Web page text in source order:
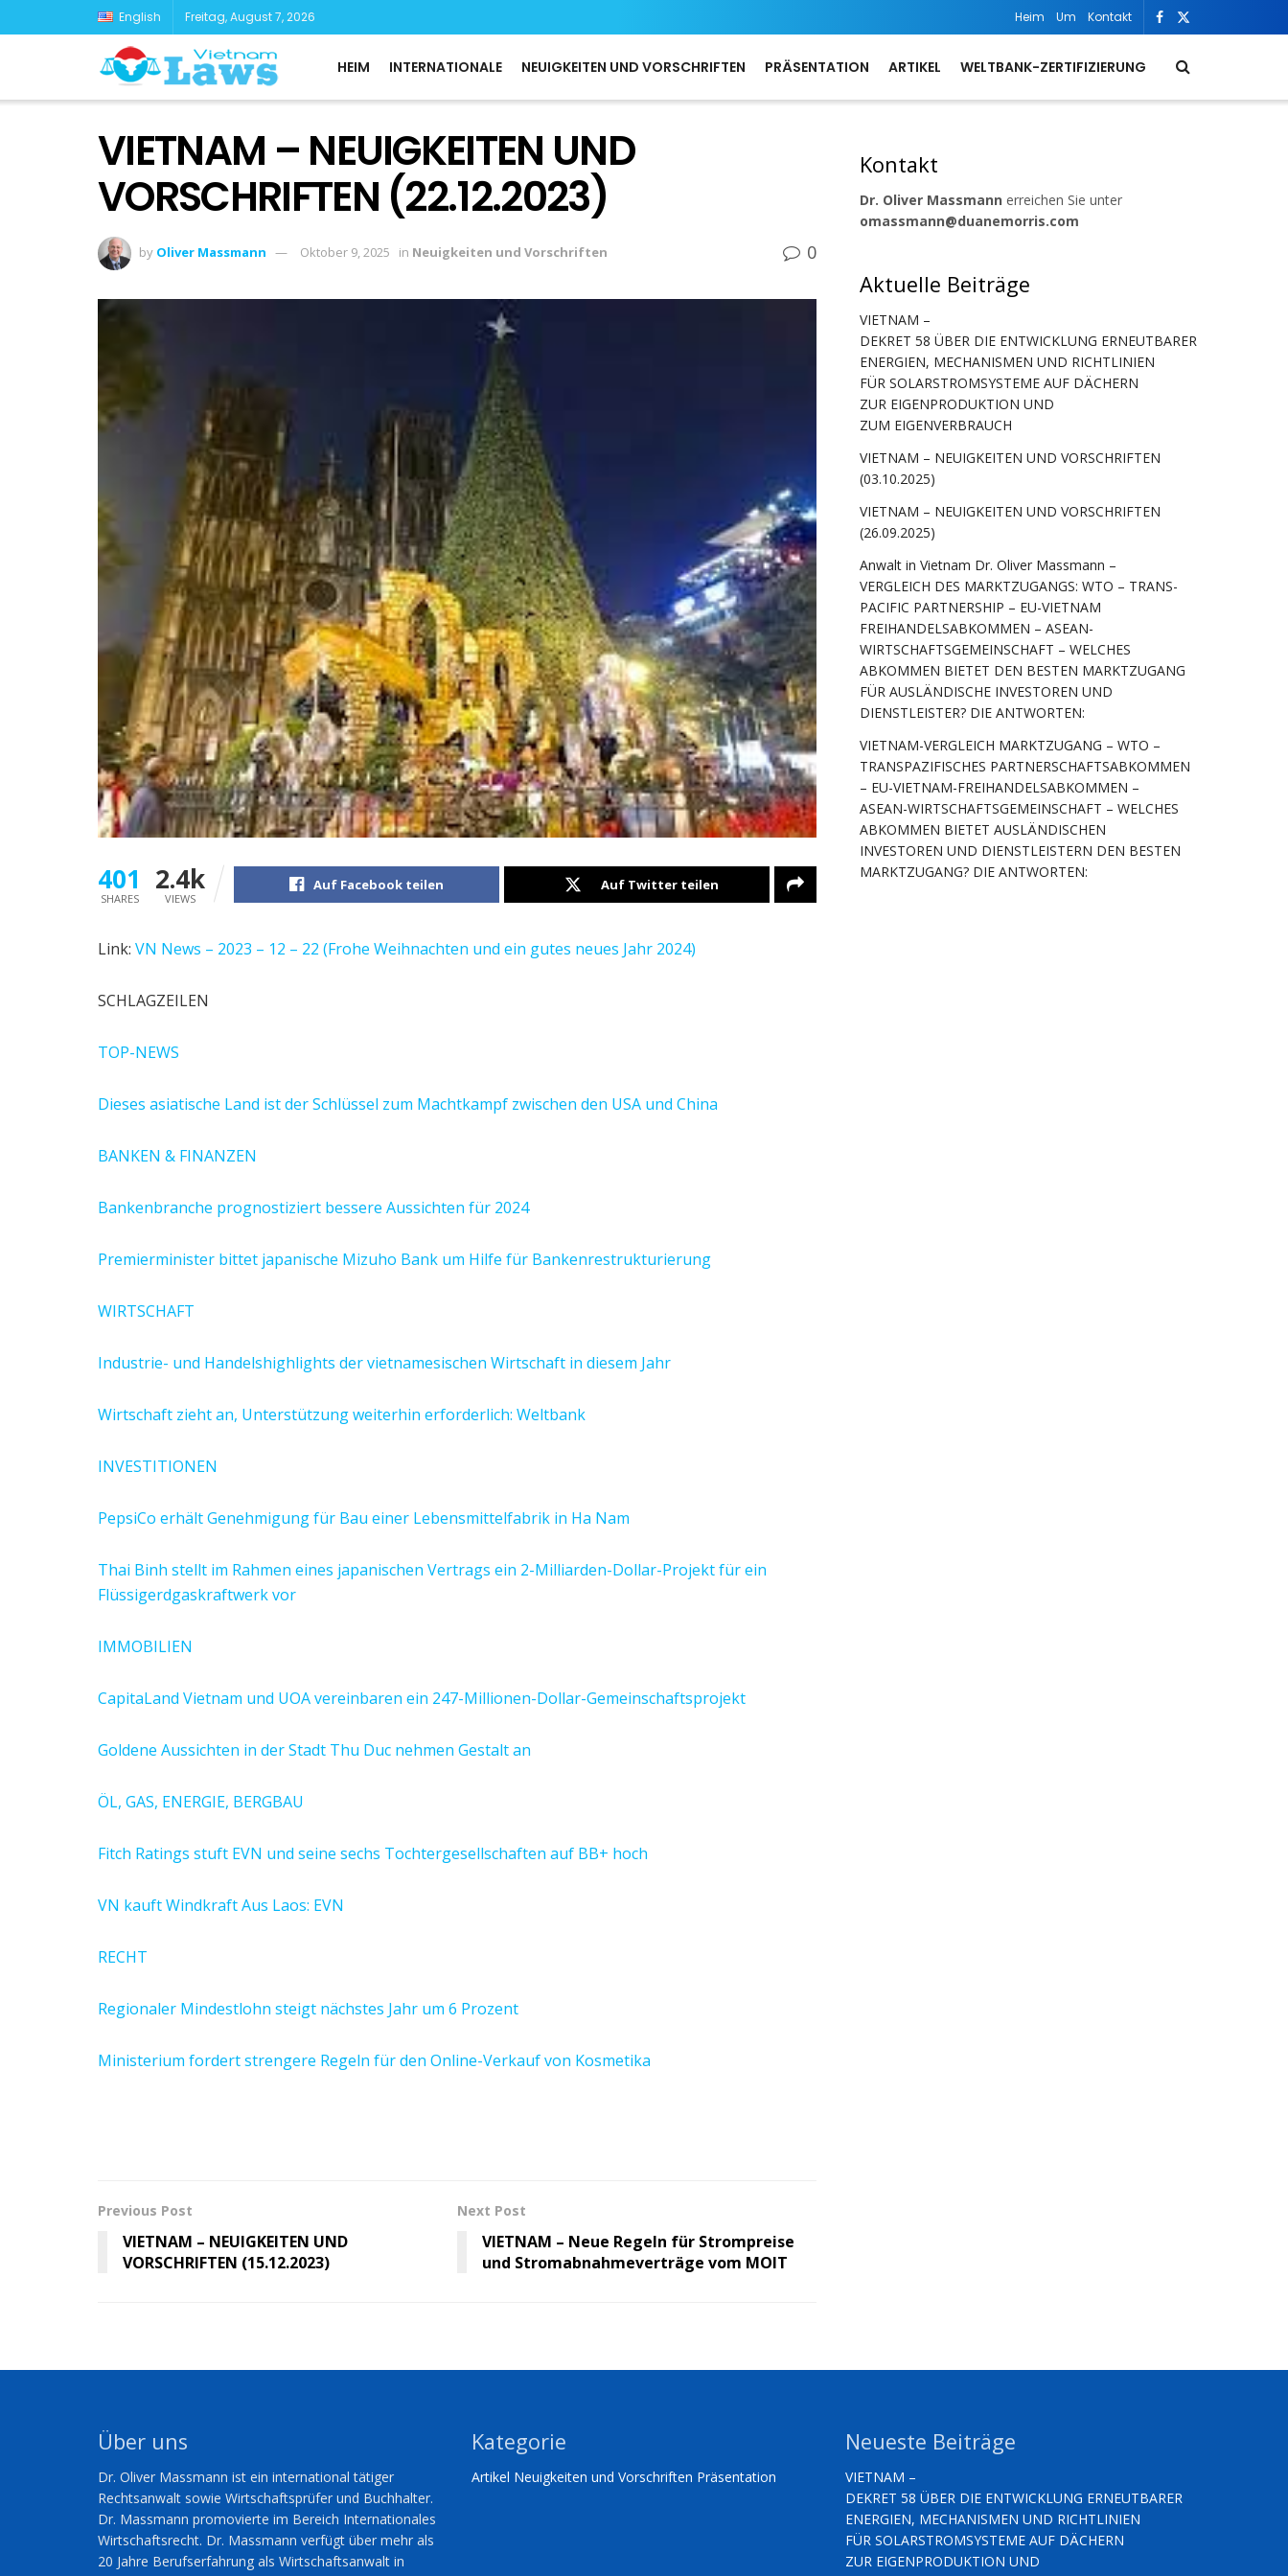
English Freitag, August 7, 2026 Heim Um Kontakt
HEIM INTERNATIONALE NEUIGKEITEN UND VORSCHRIFTEN PRÄSENTATION ARTIKEL WELTBANK-ZERTIFIZIERUNG
VIETNAM – NEUIGKEITEN UND
VORSCHRIFTEN (22.12.2023)
by Oliver Massmann Oktober 9, 2025 in Neuigkeiten und Vorschriften 0
401
SHARES
2.4k
VIEWS
Auf Facebook teilen Auf Twitter teilen
Link: VN News – 2023 – 12 – 22 (Frohe Weihnachten und ein gutes neues Jahr 2024)
SCHLAGZEILEN
TOP-NEWS
Dieses asiatische Land ist der Schlüssel zum Machtkampf zwischen den USA und China
BANKEN & FINANZEN
Bankenbranche prognostiziert bessere Aussichten für 2024
Premierminister bittet japanische Mizuho Bank um Hilfe für Bankenrestrukturierung
WIRTSCHAFT
Industrie- und Handelshighlights der vietnamesischen Wirtschaft in diesem Jahr
Wirtschaft zieht an, Unterstützung weiterhin erforderlich: Weltbank
INVESTITIONEN
PepsiCo erhält Genehmigung für Bau einer Lebensmittelfabrik in Ha Nam
Thai Binh stellt im Rahmen eines japanischen Vertrags ein 2-Milliarden-Dollar-Projekt für ein
Flüssigerdgaskraftwerk vor
IMMOBILIEN
CapitaLand Vietnam und UOA vereinbaren ein 247-Millionen-Dollar-Gemeinschaftsprojekt
Goldene Aussichten in der Stadt Thu Duc nehmen Gestalt an
ÖL, GAS, ENERGIE, BERGBAU
Fitch Ratings stuft EVN und seine sechs Tochtergesellschaften auf BB+ hoch
VN kauft Windkraft Aus Laos: EVN
RECHT
Regionaler Mindestlohn steigt nächstes Jahr um 6 Prozent
Ministerium fordert strengere Regeln für den Online-Verkauf von Kosmetika
Previous Post
VIETNAM – NEUIGKEITEN UND
VORSCHRIFTEN (15.12.2023)
Next Post
VIETNAM – Neue Regeln für Strompreise
und Stromabnahmeverträge vom MOIT
Kontakt
Dr. Oliver Massmann erreichen Sie unter
omassmann@duanemorris.com
Aktuelle Beiträge
VIETNAM –
DEKRET 58 ÜBER DIE ENTWICKLUNG ERNEUTBARER
ENERGIEN, MECHANISMEN UND RICHTLINIEN
FÜR SOLARSTROMSYSTEME AUF DÄCHERN
ZUR EIGENPRODUKTION UND
ZUM EIGENVERBRAUCH
VIETNAM – NEUIGKEITEN UND VORSCHRIFTEN
(03.10.2025)
VIETNAM – NEUIGKEITEN UND VORSCHRIFTEN
(26.09.2025)
Anwalt in Vietnam Dr. Oliver Massmann –
VERGLEICH DES MARKTZUGANGS: WTO – TRANS-
PACIFIC PARTNERSHIP – EU-VIETNAM
FREIHANDELSABKOMMEN – ASEAN-
WIRTSCHAFTSGEMEINSCHAFT – WELCHES
ABKOMMEN BIETET DEN BESTEN MARKTZUGANG
FÜR AUSLÄNDISCHE INVESTOREN UND
DIENSTLEISTER? DIE ANTWORTEN:
VIETNAM-VERGLEICH MARKTZUGANG – WTO –
TRANSPAZIFISCHES PARTNERSCHAFTSABKOMMEN
– EU-VIETNAM-FREIHANDELSABKOMMEN –
ASEAN-WIRTSCHAFTSGEMEINSCHAFT – WELCHES
ABKOMMEN BIETET AUSLÄNDISCHEN
INVESTOREN UND DIENSTLEISTERN DEN BESTEN
MARKTZUGANG? DIE ANTWORTEN:
Über uns
Dr. Oliver Massmann ist ein international tätiger
Rechtsanwalt sowie Wirtschaftsprüfer und Buchhalter.
Dr. Massmann promovierte im Bereich Internationales
Wirtschaftsrecht. Dr. Massmann verfügt über mehr als
20 Jahre Berufserfahrung als Wirtschaftsanwalt in
Kategorie
Artikel Neuigkeiten und Vorschriften Präsentation
Neueste Beiträge
VIETNAM –
DEKRET 58 ÜBER DIE ENTWICKLUNG ERNEUTBARER
ENERGIEN, MECHANISMEN UND RICHTLINIEN
FÜR SOLARSTROMSYSTEME AUF DÄCHERN
ZUR EIGENPRODUKTION UND